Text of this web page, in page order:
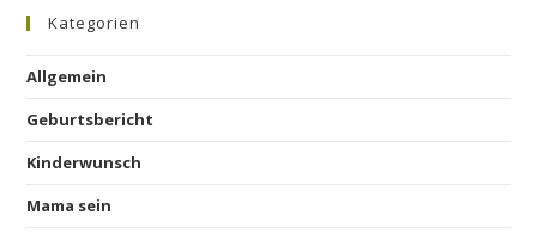
Kategorien
Allgemein
Geburtsbericht
Kinderwunsch
Mama sein